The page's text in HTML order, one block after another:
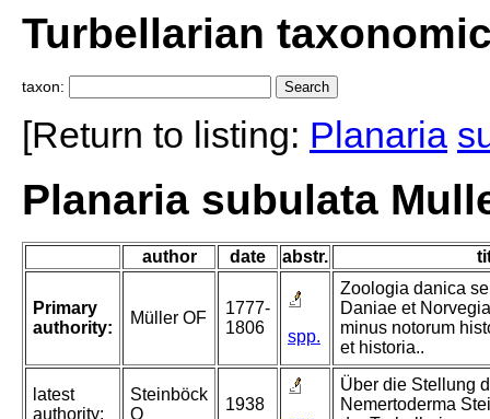
Turbellarian
taxon:
[Return to listing: Planaria
Planaria subulata
author date abstr.
Primary
authority:
Müller OF
1777-
1806
spp.
Zoologia danica
Daniae et
minus notorum
et historia..
latest
authority:
Steinböck
O
1938
Über die Stellung
Nemertoderma